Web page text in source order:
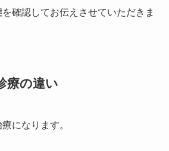
確認してお伝えさせていただきま
療の違い
になります。